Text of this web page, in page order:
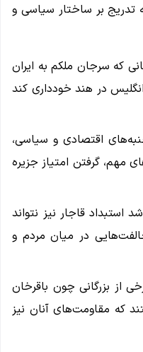
تدریج بر ساختار سیاسی و
که سرجان ملکم به ایران
در هند خودداری کند
اقتصادی و سیاسی،
مهم، گرفتن امتیاز جزیره
قاجار نیز نتواند
در میان مردم و
از بزرگانی چون باقرخان
که مقاومت‌های آنان نیز